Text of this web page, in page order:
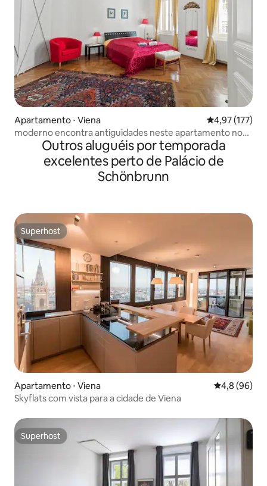
Apartamento ⋅ Viena 4,97 de uma
4,97 (177)
moderno encontra antiguidades neste apartamento no
Outros aluguéis por temporada
excelentes perto de Palácio de
Schönbrunn
Superhost
Superhost
Apartamento ⋅ Viena 4,8 de uma
4,8 (96)
Skyflats com vista para a cidade de Viena
Superhost
Superhost